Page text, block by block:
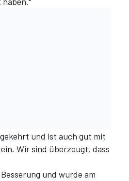
und ist auch gut mit
Wir sind überzeugt, dass
und wurde am